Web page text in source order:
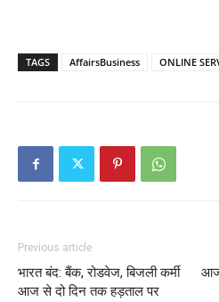
TAGS AffairsBusiness ONLINE
Previous article
भारत बंद: बैंक, रोडवेज, बिजली कर्मी
आज से दो दिन तक हड़ताल पर
आज